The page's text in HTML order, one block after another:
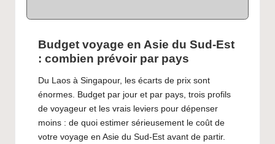
Budget voyage en Asie du Sud-Est
: combien prévoir par pays
Du Laos à Singapour, les écarts de prix sont
énormes. Budget par jour et par pays, trois profils
de voyageur et les vrais leviers pour dépenser
moins : de quoi estimer sérieusement le coût de
votre voyage en Asie du Sud-Est avant de partir.